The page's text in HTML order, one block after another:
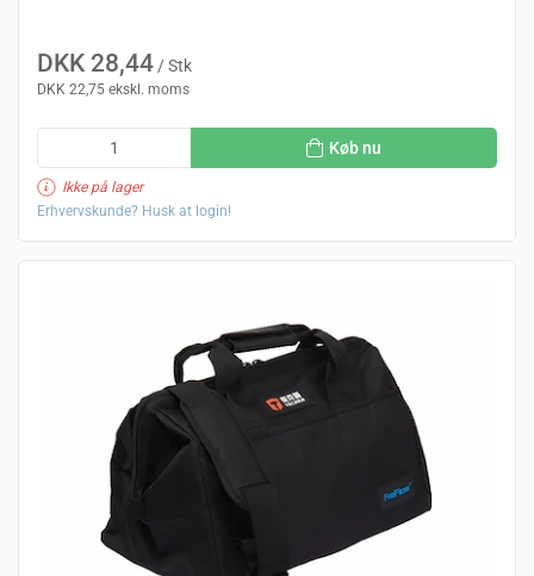
DKK 28,44 / Stk
DKK 22,75 ekskl. moms
Køb nu
Ikke på lager
Erhvervskunde? Husk at login!